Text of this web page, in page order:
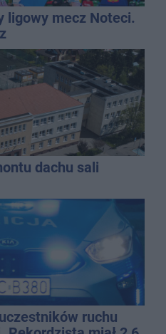
ligowy mecz Noteci.
dachu sali
ruchu